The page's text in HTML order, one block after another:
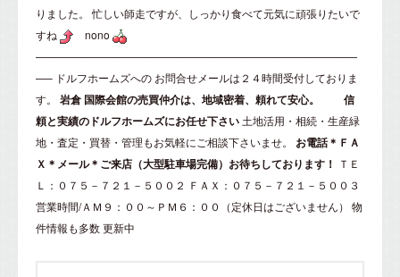
りました。 忙しい師走ですが、しっかり食べて元気に頑張りたいで
すね
nono
——————————————————————————————
—– ドルフホームズへの お問合せメールは２４時間受付しておりま
す。 岩倉 国際会館の売買仲介は、地域密着、頼れて安心。
信
頼と実績のドルフホームズにお任せ下さい 土地活用・相続・生産緑
地・査定・買替・管理もお気軽にご相談下さいませ。 お電話＊ＦＡ
Ｘ＊メール＊ご来店（大型駐車場完備）お待ちしております！
ＴＥ
Ｌ：０７５－７２１－５００２ ＦＡＸ：０７５－７２１－５００３
営業時間/ＡＭ９：００～ＰＭ６：００（定休日はございません） 物
件情報も多数 更新中